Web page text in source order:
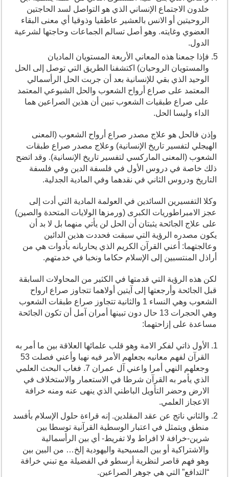
خلدون الاجتماع الإنساني الذي هو التواصل لسد الحاجتين
الروحيتين أو الانس بالعشير عاطفيا وذوقيا أي معنى البقاء
العضوي وغايته. وهو أصل تسالم الجماعات وحاجتها لشرعية
الدول.
فإذا جمعنا هذه المعاني الأربعة المستويان الماديان
والمستويان الروحيان) اكتشفنا الطريق التي توصل إلى الحل
الوحيد الذي بقي للإنسانية بعد أن جربت الحل الرأسمالي
المعتمد على صراع أرواح الشعوب والحل الشيوعي المعتمد
على صراع طبقيات الشعوب تبين أن هذين الصراعين هما
الداء وليسا الحل.
وإذن فالحل هو علاج مصدر صراع أرواح الشعوب (المعنى
الهيجلي لتفسير تاريخ الإنسانية) وعلاج مصدر صراع طبقات
الشعوب (المعنى الماركسي لتفسير تاريخ الإنسانية). وقد اتضح
ذلك خاصة في دروس الأول في فلسفة الدين وفي فلسفة
التاريخ ودروس الثاني في نقدهما وفي المادية الجدلية.
وكلا التفسيرين السائدين في العولمة المادية التي أدت إلى
عجز الامبراطوريات الكبرى (ورمزها الولايات المتحدة والصين)
على علاج الجائحة يثبتان أن الحل لن يأتي منهما بل لا بد أن
يكون مصدره الرؤية التي سبقت فحددت هذين الدائين
وعالجتهما: أعني القرآن الكريم الذي يحاربانه بأدوات هي من
أراذل المنتسبين إلى الإسلام حكاما ونخبا في خدمتهم.
لكن هذه الرؤية التي قدمتها في الكثير من المحاولات السابقة
قبل الجائحة وأرجعتها إلى آيتين أولاهما تتجاوز صراع ارواح
الشعوب وهي النساء 1 والثانية تتجاوز صراع طبقات الشعوب
وهي الحجرات 13 حال دون تبينها أمران آمل أن تكون الجائحة
مساعدة على إزاحتهما:
الأول ذاتي لفكر الامة وهو قلب علمائها العلاقة بين ما أمر به
القرآن لفهم معانيه بجعلهم الأمر فيه نهيا وأعني فصلت 53
وجعلهم النهي أمرا واعني آل عمران 7. فغاب البحث العلمي
الذي يأمر به القرآن شرطا في الاستعمار والاستخلاف في
الارض وحضر التأويل الباطني الذي ينهى عنه ومنه خرافة
الاعجاز العلمي.
والثاني ناتج عن عقد المقلدين. إنه قراءة حلول الإسلام بأفسد
منطق ويتمثل في اعتبار الوسطية القرآنية توسطا بين
شرين-خرافة لا افراط ولا تفريط- أي بين الرأسمالية
والاشتراكية أو بين المسيحية واليهودية إلخ… من البين بين
وهو فهم قاصر لنظرية أرسطو في الفضيلة مع تبني خرافة
“التدافع” التي هي جوهر الصراعين.